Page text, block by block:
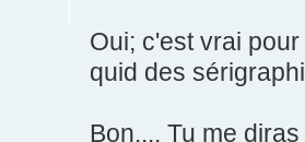
Oui; c'est vrai
quid des
Bon.... Tu me